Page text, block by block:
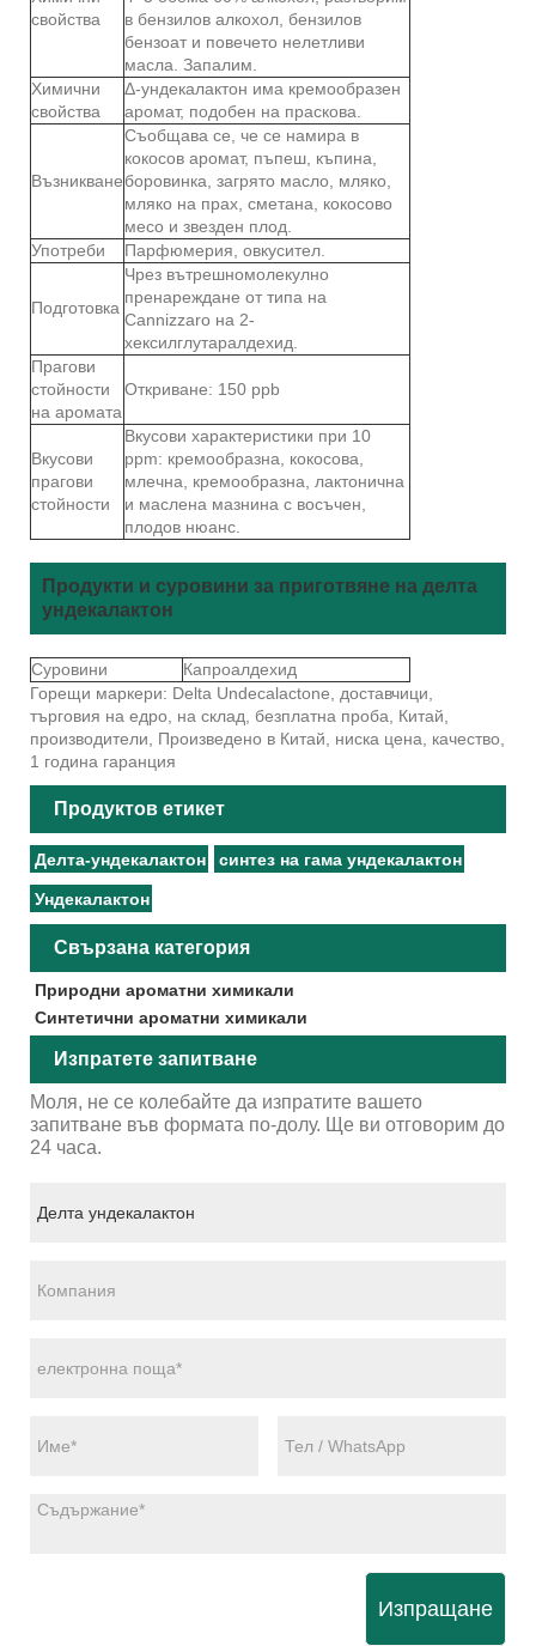
свойства
в бензилов алкохол, бензилов
бензоат и повечето нелетливи
масла. Запалим.
Химични
свойства
Δ-ундекалактон има кремообразен
аромат, подобен на праскова.
Възникване
Съобщава се, че се намира в
кокосов аромат, пъпеш, къпина,
боровинка, загрято масло, мляко,
мляко на прах, сметана, кокосово
месо и звезден плод.
Употреби
Парфюмерия, овкусител.
Подготовка
Чрез вътрешномолекулно
пренареждане от типа на
Cannizzaro на 2-
хексилглутаралдехид.
Прагови
стойности
на аромата
Откриване: 150 ppb
Вкусови
прагови
стойности
Вкусови характеристики при 10
ppm: кремообразна, кокосова,
млечна, кремообразна, лактонична
и маслена мазнина с восъчен,
плодов нюанс.
Продукти и суровини за приготвяне на делта
ундекалактон
Суровини
Капроалдехид
Горещи маркери: Delta Undecalactone, доставчици,
търговия на едро, на склад, безплатна проба, Китай,
производители, Произведено в Китай, ниска цена, качество,
1 година гаранция
Продуктов етикет
Делта-ундекалактон синтез на гама ундекалактон
Ундекалактон
Свързана категория
Природни ароматни химикали
Синтетични ароматни химикали
Изпратете запитване
Моля, не се колебайте да изпратите вашето
запитване във формата по-долу. Ще ви отговорим до
24 часа.
Изпращане